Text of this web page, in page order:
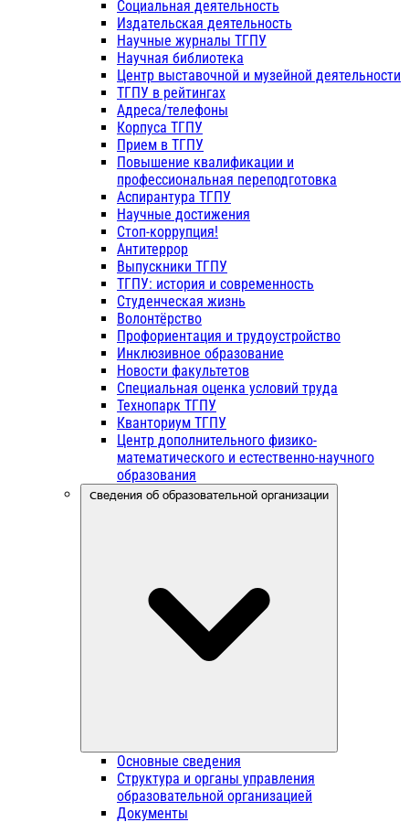
Социальная деятельность
Издательская деятельность
Научные журналы ТГПУ
Научная библиотека
Центр выставочной и музейной деятельности
ТГПУ в рейтингах
Адреса/телефоны
Корпуса ТГПУ
Прием в ТГПУ
Повышение квалификации и
профессиональная переподготовка
Аспирантура ТГПУ
Научные достижения
Стоп-коррупция!
Антитеррор
Выпускники ТГПУ
ТГПУ: история и современность
Студенческая жизнь
Волонтёрство
Профориентация и трудоустройство
Инклюзивное образование
Новости факультетов
Специальная оценка условий труда
Технопарк ТГПУ
Кванториум ТГПУ
Центр дополнительного физико-
математического и естественно-научного
образования
Сведения об образовательной организации
Основные сведения
Структура и органы управления
образовательной организацией
Документы